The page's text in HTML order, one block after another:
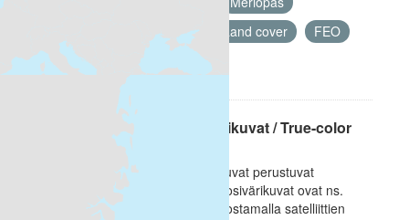
Sea regions Land cover
FEO
Suodattimen tulokset
Satelliittihavaintojen tosivärikuvat / True-color
satellite images
[FI] Satelliittihavaintojen tosivärikuvat perustuvat
ihmissilmälle näkyvään valoon. Tosivärikuvat ovat ns.
RGB-kuvia ja ne tuotetaan muodostamalla satelliittien